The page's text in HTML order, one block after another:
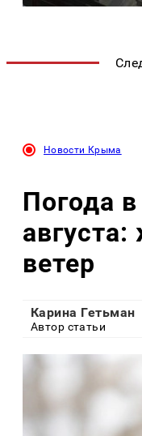
Новости Крыма
Погода
ветер
Карина Гетьман
Автор статьи